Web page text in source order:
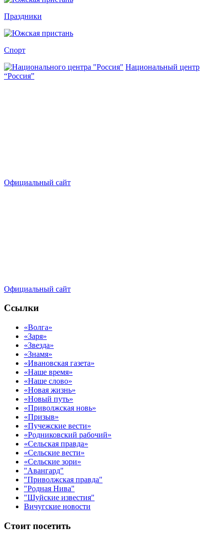
Праздники
Спорт
Национальный центр
“Россия”
Официальный сайт
Официальный сайт
Ссылки
«Волга»
«Заря»
«Звезда»
«Знамя»
«Ивановская газета»
«Наше время»
«Наше слово»
«Новая жизнь»
«Новый путь»
«Приволжская новь»
«Призыв»
«Пучежские вести»
«Родниковский рабочий»
«Сельская правда»
«Сельские вести»
«Сельские зори»
"Авангард"
"Приволжская правда"
"Родная Нива"
"Шуйские известия"
Вичугские новости
Стоит посетить